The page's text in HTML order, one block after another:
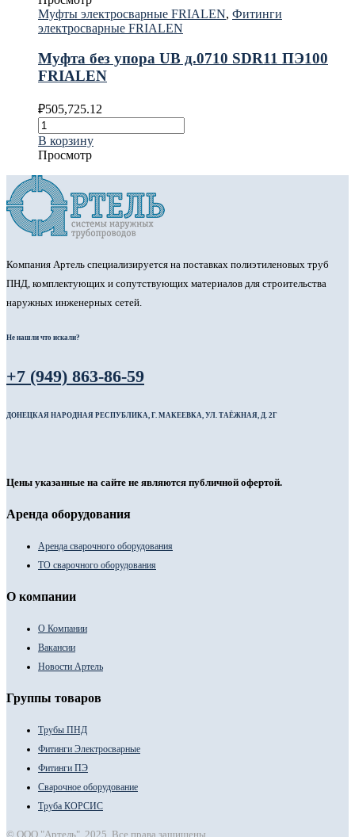
Муфты электросварные FRIALEN, Фитинги
электросварные FRIALEN
Муфта без упора UB д.0710 SDR11 ПЭ100
FRIALEN
₽505,725.12
В корзину
Просмотр
Компания Артель специализируется на поставках полиэтиленовых труб
ПНД, комплектующих и сопутствующих материалов для строительства
наружных инженерных сетей.
Не нашли что искали?
+7 (949) 863-86-59
ДОНЕЦКАЯ НАРОДНАЯ РЕСПУБЛИКА, Г. МАКЕЕВКА, УЛ. ТАЁЖНАЯ, Д. 2Г
Цены указанные на сайте не являются публичной офертой.
Аренда оборудования
Аренда сварочного оборудования
ТО сварочного оборудования
О компании
О Компании
Вакансии
Новости Артель
Группы товаров
Трубы ПНД
Фитинги Электросварные
Фитинги ПЭ
Сварочное оборудование
Труба КОРСИС
© ООО "Артель". 2025. Все права защищены